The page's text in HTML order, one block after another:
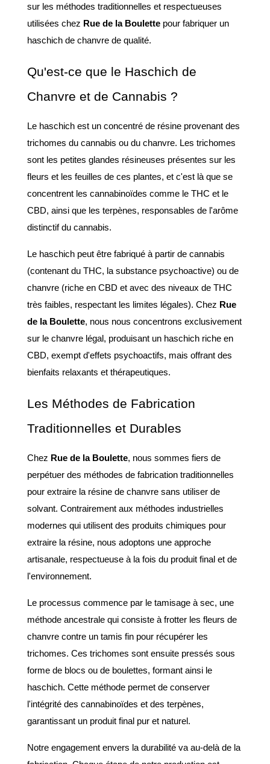
sur les méthodes traditionnelles et respectueuses
utilisées chez Rue de la Boulette pour fabriquer un
haschich de chanvre de qualité.
Qu'est-ce que le Haschich de
Chanvre et de Cannabis ?
Le haschich est un concentré de résine provenant des
trichomes du cannabis ou du chanvre. Les trichomes
sont les petites glandes résineuses présentes sur les
fleurs et les feuilles de ces plantes, et c'est là que se
concentrent les cannabinoïdes comme le THC et le
CBD, ainsi que les terpènes, responsables de l'arôme
distinctif du cannabis.
Le haschich peut être fabriqué à partir de cannabis
(contenant du THC, la substance psychoactive) ou de
chanvre (riche en CBD et avec des niveaux de THC
très faibles, respectant les limites légales). Chez Rue
de la Boulette, nous nous concentrons exclusivement
sur le chanvre légal, produisant un haschich riche en
CBD, exempt d'effets psychoactifs, mais offrant des
bienfaits relaxants et thérapeutiques.
Les Méthodes de Fabrication
Traditionnelles et Durables
Chez Rue de la Boulette, nous sommes fiers de
perpétuer des méthodes de fabrication traditionnelles
pour extraire la résine de chanvre sans utiliser de
solvant. Contrairement aux méthodes industrielles
modernes qui utilisent des produits chimiques pour
extraire la résine, nous adoptons une approche
artisanale, respectueuse à la fois du produit final et de
l'environnement.
Le processus commence par le tamisage à sec, une
méthode ancestrale qui consiste à frotter les fleurs de
chanvre contre un tamis fin pour récupérer les
trichomes. Ces trichomes sont ensuite pressés sous
forme de blocs ou de boulettes, formant ainsi le
haschich. Cette méthode permet de conserver
l'intégrité des cannabinoïdes et des terpènes,
garantissant un produit final pur et naturel.
Notre engagement envers la durabilité va au-delà de la